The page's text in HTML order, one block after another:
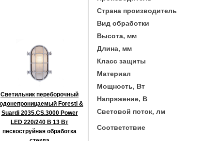
Светильник переборочный
Foresti &
Suardi 2035.CS.3000 Power
LED 220/240 В 13 Вт
пескоструйная обработка
Страна производитель
Вид обработки
Высота, мм
Длина, мм
Класс защиты
Материал
Мощность, Вт
Напряжение, В
Световой поток, лм
Соответствие